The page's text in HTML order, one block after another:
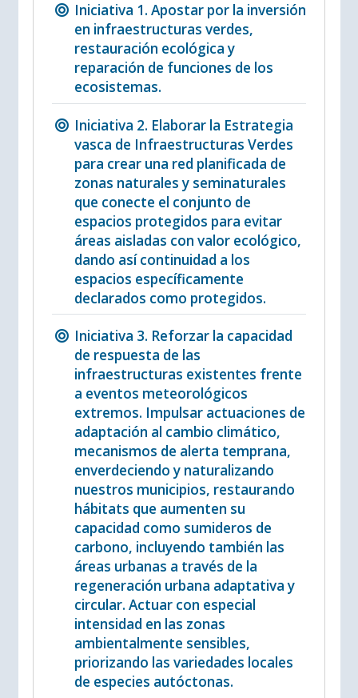
Iniciativa 1. Apostar por la inversión
en infraestructuras verdes,
restauración ecológica y
reparación de funciones de los
ecosistemas.
Iniciativa 2. Elaborar la Estrategia
vasca de Infraestructuras Verdes
para crear una red planificada de
zonas naturales y seminaturales
que conecte el conjunto de
espacios protegidos para evitar
áreas aisladas con valor ecológico,
dando así continuidad a los
espacios específicamente
declarados como protegidos.
Iniciativa 3. Reforzar la capacidad
de respuesta de las
infraestructuras existentes frente
a eventos meteorológicos
extremos. Impulsar actuaciones de
adaptación al cambio climático,
mecanismos de alerta temprana,
enverdeciendo y naturalizando
nuestros municipios, restaurando
hábitats que aumenten su
capacidad como sumideros de
carbono, incluyendo también las
áreas urbanas a través de la
regeneración urbana adaptativa y
circular. Actuar con especial
intensidad en las zonas
ambientalmente sensibles,
priorizando las variedades locales
de especies autóctonas.